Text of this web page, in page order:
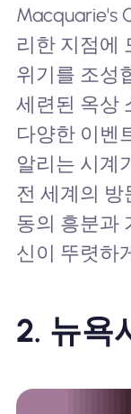
Macquarie's
리한 지점에
위기를 조성
세련된 옥상
다양한 이벤
알리는 시계
전 세계의 방
동의 흥분과
신이 뚜렷하
2. 뉴욕